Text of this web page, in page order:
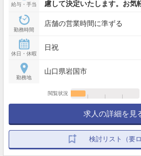
給与・手当
慮して決定いたします。お気
勤務時間
店舗の営業時間に準ずる
休日・休暇
日祝
勤務地
山口県岩国市
閲覧状況
求人の詳細を見
検討リスト（要